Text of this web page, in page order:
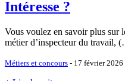
Intéresse ?
Vous voulez en savoir plus sur
métier d’inspecteur du travail,
Métiers et concours - 17 février 2026